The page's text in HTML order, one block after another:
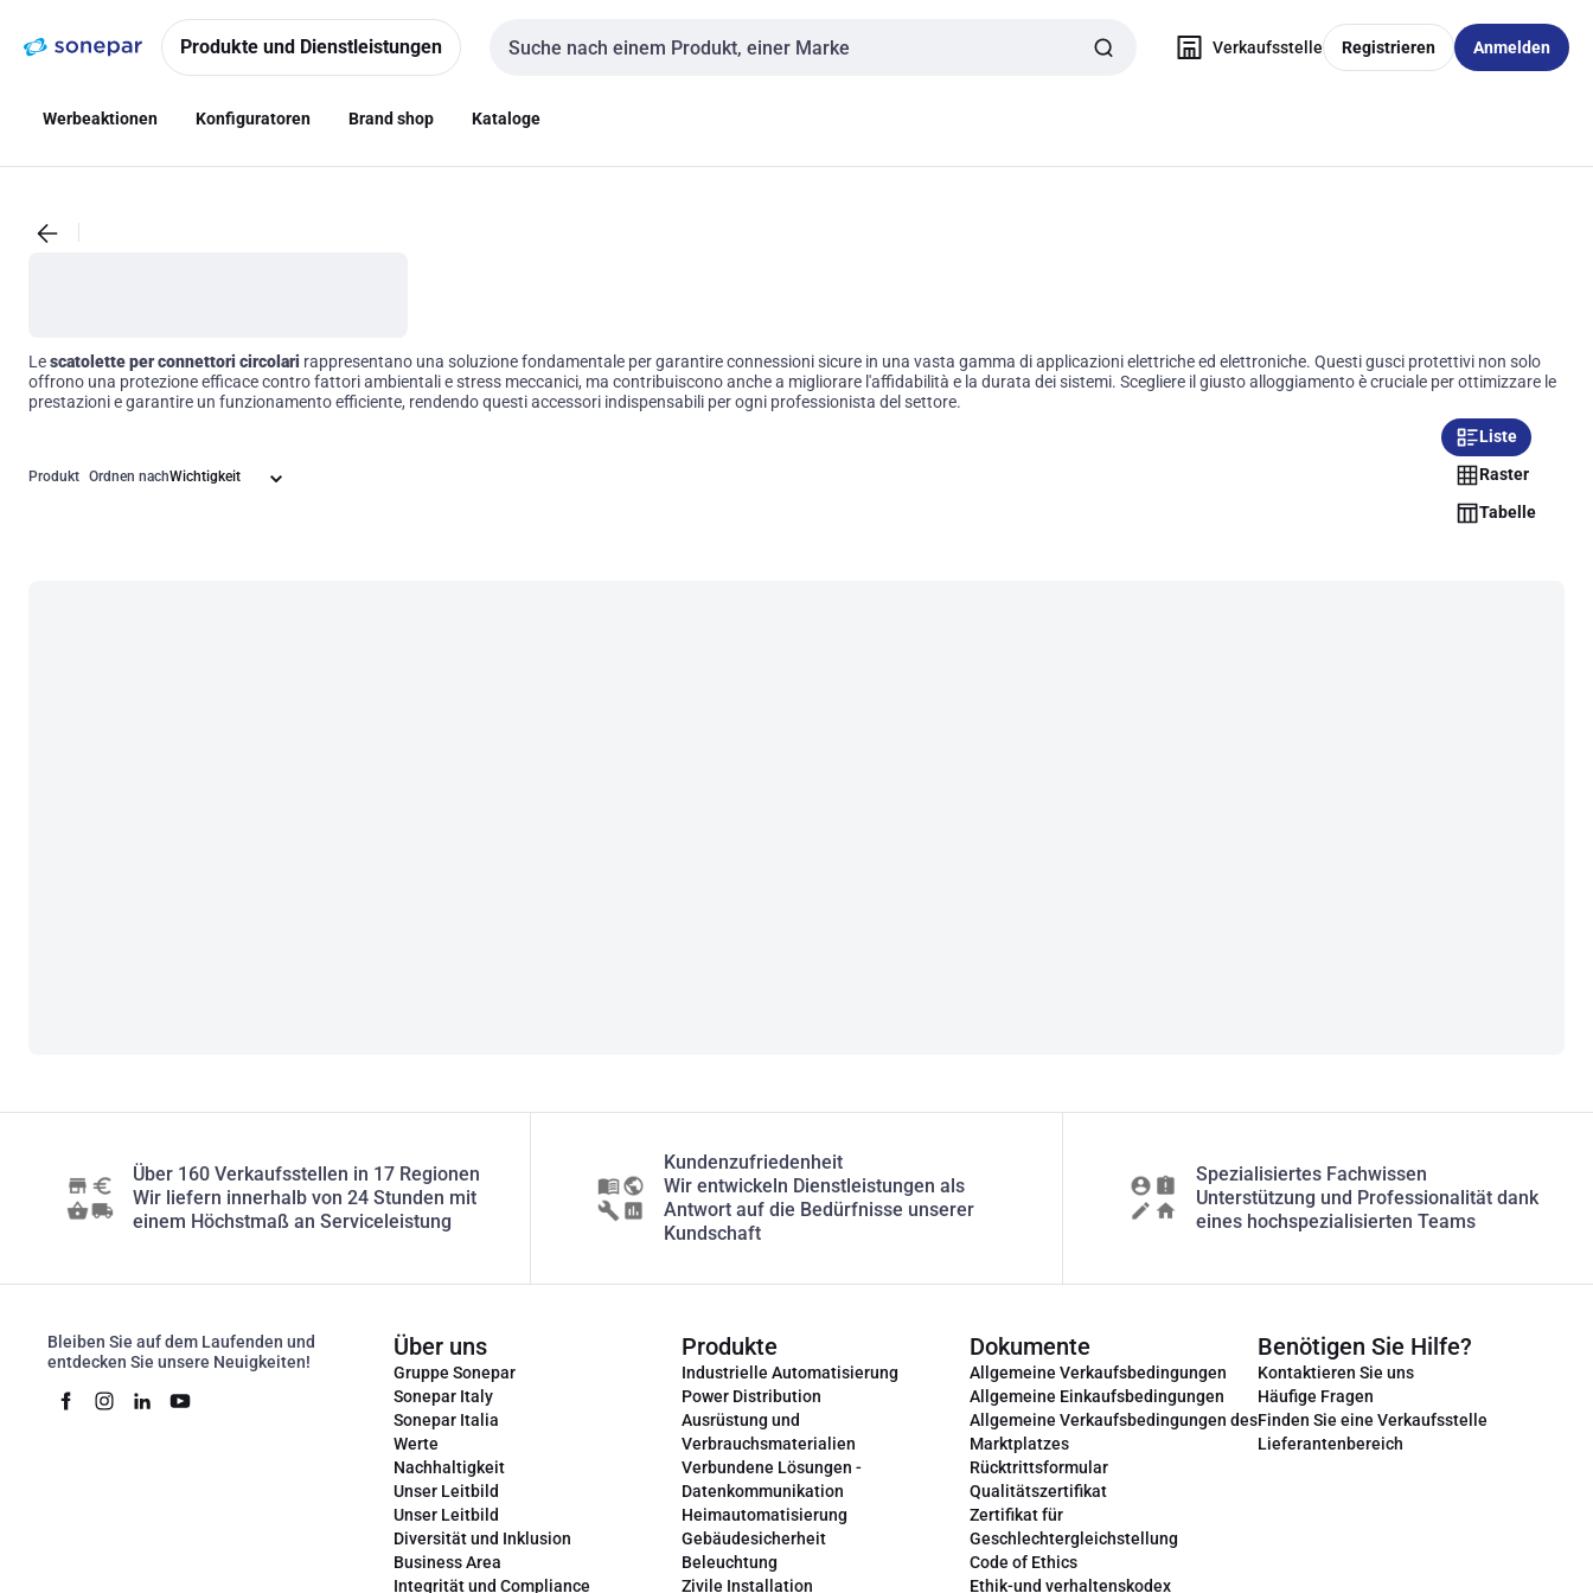
NavigationInhalt
Produkte und Dienstleistungen
Sucheingabe
Verkaufsstelle Registrieren Anmelden
Werbeaktionen Konfiguratoren Brand shop Kataloge
Lescatolette per connettori circolari rappresentano una soluzione fondamentale per garantire connessioni sicure in una vasta gamma di applicazioni elettriche ed elettroniche. Questi gusci protettivi non solo
offrono una protezione efficace contro fattori ambientali e stress meccanici, ma contribuiscono anche a migliorare l'affidabilità e la durata dei sistemi. Scegliere il giusto alloggiamento è cruciale per ottimizzare le
prestazioni e garantire un funzionamento efficiente, rendendo questi accessori indispensabili per ogni professionista del settore.
Produkt Ordnen nach
Liste
Raster
Tabelle
Über 160 Verkaufsstellen in 17 Regionen
Wir liefern innerhalb von 24 Stunden mit
einem Höchstmaß an Serviceleistung
Kundenzufriedenheit
Wir entwickeln Dienstleistungen als
Antwort auf die Bedürfnisse unserer
Kundschaft
Spezialisiertes Fachwissen
Unterstützung und Professionalität dank
eines hochspezialisierten Teams
Bleiben Sie auf dem Laufenden und
entdecken Sie unsere Neuigkeiten!
Über uns
Gruppe Sonepar
Sonepar Italy
Sonepar Italia
Werte
Nachhaltigkeit
Unser Leitbild
Unser Leitbild
Diversität und Inklusion
Business Area
Integrität und Compliance
Produkte
Industrielle Automatisierung
Power Distribution
Ausrüstung und
Verbrauchsmaterialien
Verbundene Lösungen -
Datenkommunikation
Heimautomatisierung
Gebäudesicherheit
Beleuchtung
Zivile Installation
Dokumente
Allgemeine Verkaufsbedingungen
Allgemeine Einkaufsbedingungen
Allgemeine Verkaufsbedingungen des
Marktplatzes
Rücktrittsformular
Qualitätszertifikat
Zertifikat für
Geschlechtergleichstellung
Code of Ethics
Ethik-und verhaltenskodex
Benötigen Sie Hilfe?
Kontaktieren Sie uns
Häufige Fragen
Finden Sie eine Verkaufsstelle
Lieferantenbereich